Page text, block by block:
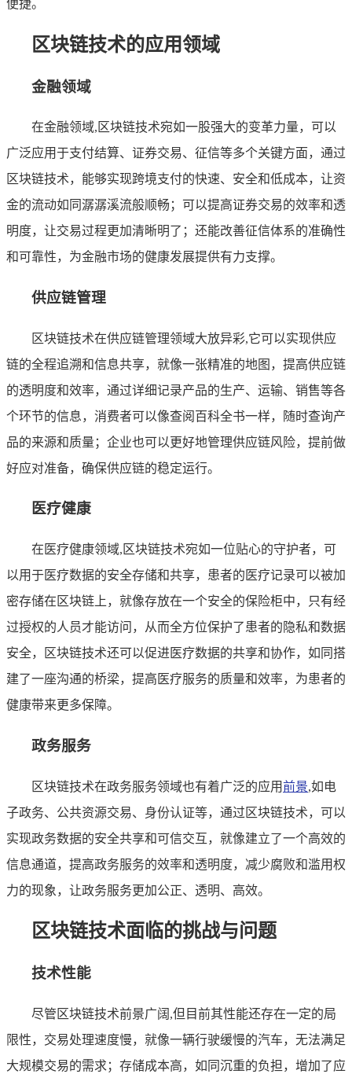
便捷。
区块链技术的应用领域
金融领域
在金融领域,区块链技术宛如一股强大的变革力量，可以
广泛应用于支付结算、证券交易、征信等多个关键方面，通过
区块链技术，能够实现跨境支付的快速、安全和低成本，让资
金的流动如同潺潺溪流般顺畅；可以提高证券交易的效率和透
明度，让交易过程更加清晰明了；还能改善征信体系的准确性
和可靠性，为金融市场的健康发展提供有力支撑。
供应链管理
区块链技术在供应链管理领域大放异彩,它可以实现供应
链的全程追溯和信息共享，就像一张精准的地图，提高供应链
的透明度和效率，通过详细记录产品的生产、运输、销售等各
个环节的信息，消费者可以像查阅百科全书一样，随时查询产
品的来源和质量；企业也可以更好地管理供应链风险，提前做
好应对准备，确保供应链的稳定运行。
医疗健康
在医疗健康领域,区块链技术宛如一位贴心的守护者，可
以用于医疗数据的安全存储和共享，患者的医疗记录可以被加
密存储在区块链上，就像存放在一个安全的保险柜中，只有经
过授权的人员才能访问，从而全方位保护了患者的隐私和数据
安全，区块链技术还可以促进医疗数据的共享和协作，如同搭
建了一座沟通的桥梁，提高医疗服务的质量和效率，为患者的
健康带来更多保障。
政务服务
区块链技术在政务服务领域也有着广泛的应用前景,如电
子政务、公共资源交易、身份认证等，通过区块链技术，可以
实现政务数据的安全共享和可信交互，就像建立了一个高效的
信息通道，提高政务服务的效率和透明度，减少腐败和滥用权
力的现象，让政务服务更加公正、透明、高效。
区块链技术面临的挑战与问题
技术性能
尽管区块链技术前景广阔,但目前其性能还存在一定的局
限性，交易处理速度慢，就像一辆行驶缓慢的汽车，无法满足
大规模交易的需求；存储成本高，如同沉重的负担，增加了应